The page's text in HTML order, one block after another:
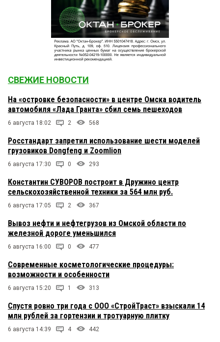
СВЕЖИЕ НОВОСТИ
На «островке безопасности» в центре Омска водитель
автомобиля «Лада Гранта» сбил семь пешеходов
6 августа 18:02 2 568
Росстандарт запретил использование шести моделей
грузовиков Dongfeng и Zoomlion
6 августа 17:30 0 293
Константин СУВОРОВ построит в Дружино центр
сельскохозяйственной техники за 564 млн руб.
6 августа 17:05 2 367
Вывоз нефти и нефтегрузов из Омской области по
железной дороге уменьшился
6 августа 16:00 0 477
Современные косметологические процедуры:
возможности и особенности
6 августа 15:20 1 313
Спустя ровно три года с ООО «СтройТраст» взыскали 14
млн рублей за гортензии и тротуарную плитку
6 августа 14:39 4 442